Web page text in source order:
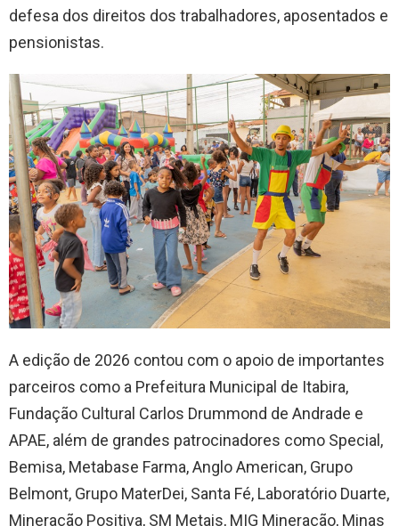
defesa dos direitos dos trabalhadores, aposentados e
pensionistas.
A edição de 2026 contou com o apoio de importantes
parceiros como a Prefeitura Municipal de Itabira,
Fundação Cultural Carlos Drummond de Andrade e
APAE, além de grandes patrocinadores como Special,
Bemisa, Metabase Farma, Anglo American, Grupo
Belmont, Grupo MaterDei, Santa Fé, Laboratório Duarte,
Mineração Positiva, SM Metais, MIG Mineração, Minas